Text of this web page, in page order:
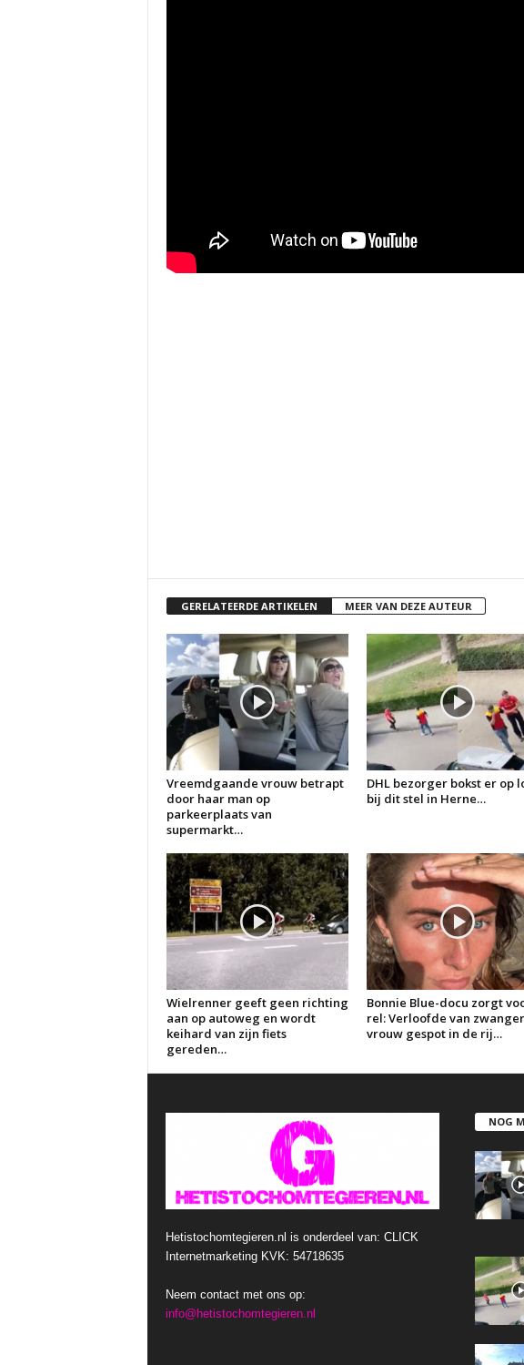
GERELATEERDE ARTIKELEN MEER VAN DEZE AUTEUR
Vreemdgaande vrouw betrapt
door haar man op
parkeerplaats van
supermarkt…
DHL bezorger bokst er op
bij dit stel in Herne…
Wielrenner geeft geen richting
aan op autoweg en wordt
keihard van zijn fiets
gereden…
Bonnie Blue-docu zorgt
rel: Verloofde van
vrouw gespot in de rij…
Hetistochomtegieren.nl is onderdeel van: CLICK
Internetmarketing KVK: 54718635
Neem contact met ons op:
info@hetistochomtegieren.nl
NOG